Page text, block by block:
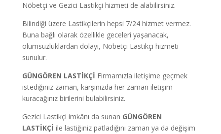
Nöbetçi ve Gezici Lastikçi hizmeti de alabilirsiniz.
Bilindiği üzere Lastikçilerin hepsi 7/24 hizmet vermez.
Buna bağlı olarak özellikle geceleri yaşanacak,
olumsuzluklardan dolayı, Nöbetçi Lastikçi hizmeti
sunulur.
GÜNGÖREN LASTİKÇİ Firmamızla iletişime geçmek
istediğiniz zaman, karşınızda her zaman iletişim
kuracağınız birilerini bulabilirsiniz.
Gezici Lastikçi imkânı da sunan GÜNGÖREN
LASTİKÇİ ile lastiğiniz patladığını zaman ya da değişim